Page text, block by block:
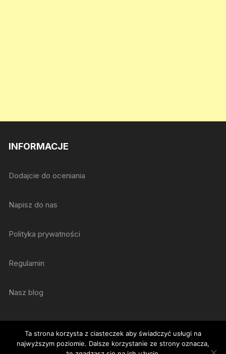
INFORMACJE
Dodajcie do oceniania
Napisz do nas
Polityka prywatności
Regulamin
Nasz blog
Ta strona korzysta z ciasteczek aby świadczyć usługi na
najwyższym poziomie. Dalsze korzystanie ze strony oznacza,